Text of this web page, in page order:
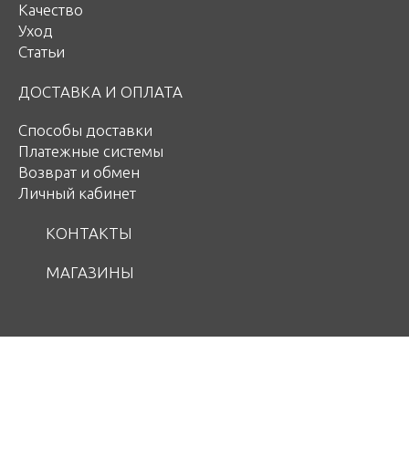
Качество
Уход
Статьи
ДОСТАВКА И ОПЛАТА
Способы доставки
Платежные системы
Возврат и обмен
Личный кабинет
КОНТАКТЫ
МАГАЗИНЫ